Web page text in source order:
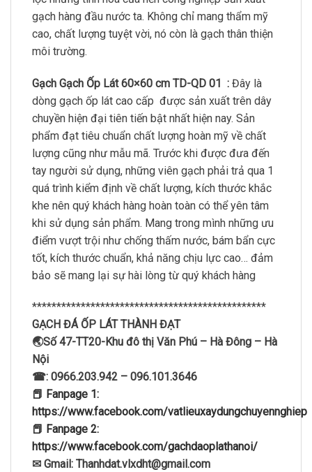
gạch hàng đầu nước ta. Không chỉ mang thẩm mỹ
cao, chất lượng tuyệt vời, nó còn là gạch thân thiện
môi trường.
Gạch Gạch Ốp Lát 60×60 cm TD-QD 01 : Đây là
dòng gạch ốp lát cao cấp được sản xuất trên dây
chuyền hiện đại tiên tiến bật nhất hiện nay. Sản
phẩm đạt tiêu chuẩn chất lượng hoàn mỹ về chất
lượng cũng như mẫu mã. Trước khi được đưa đến
tay người sử dụng, những viên gạch phải trả qua 1
quá trình kiểm định về chất lượng, kích thước khắc
khe nên quý khách hàng hoàn toàn có thể yên tâm
khi sử dụng sản phẩm. Mang trong mình những ưu
điểm vượt trội như chống thấm nước, bám bẩn cực
tốt, kích thước chuẩn, khả năng chịu lực cao… đảm
bảo sẽ mang lại sự hài lòng từ quý khách hàng
************************************************
GẠCH ĐÁ ỐP LÁT THÀNH ĐẠT
🌏Số 47-TT20-Khu đô thị Văn Phú – Hà Đông – Hà
Nội
☎: 0966.203.942 – 096.101.3646
📕 Fanpage 1:
https://www.facebook.com/vatlieuxaydungchuyennghiep
📕 Fanpage 2:
https://www.facebook.com/gachdaoplathanoi/
✉ Gmail: Thanhdat.vlxdht@gmail.com